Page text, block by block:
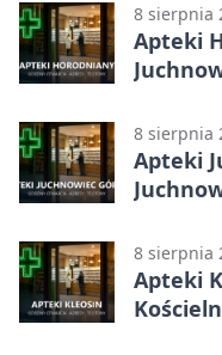
8 sierpnia
Apteki
godziny
8 sierpnia
Apteki
godziny
8 sierpnia
Apteki